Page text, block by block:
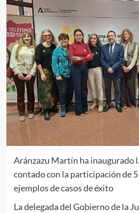
Aránzazu Martín ha inaugurado
contado con la participación de
ejemplos de casos de éxito
La delegada del Gobierno de la